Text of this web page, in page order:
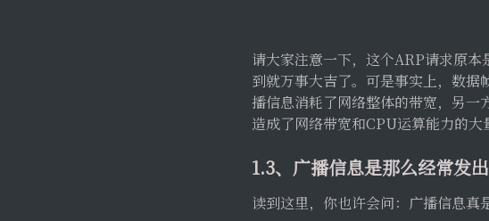
请大家注意一下，这个ARP请求原
到就万事大吉了。可是事实上，数
播信息消耗了网络整体的带宽，另一
造成了网络带宽和CPU运算能力的大
1.3、广播信息是那么经常发出
读到这里，你也许会问：广播信息真